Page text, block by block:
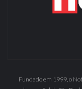
Fundado em 1999, o